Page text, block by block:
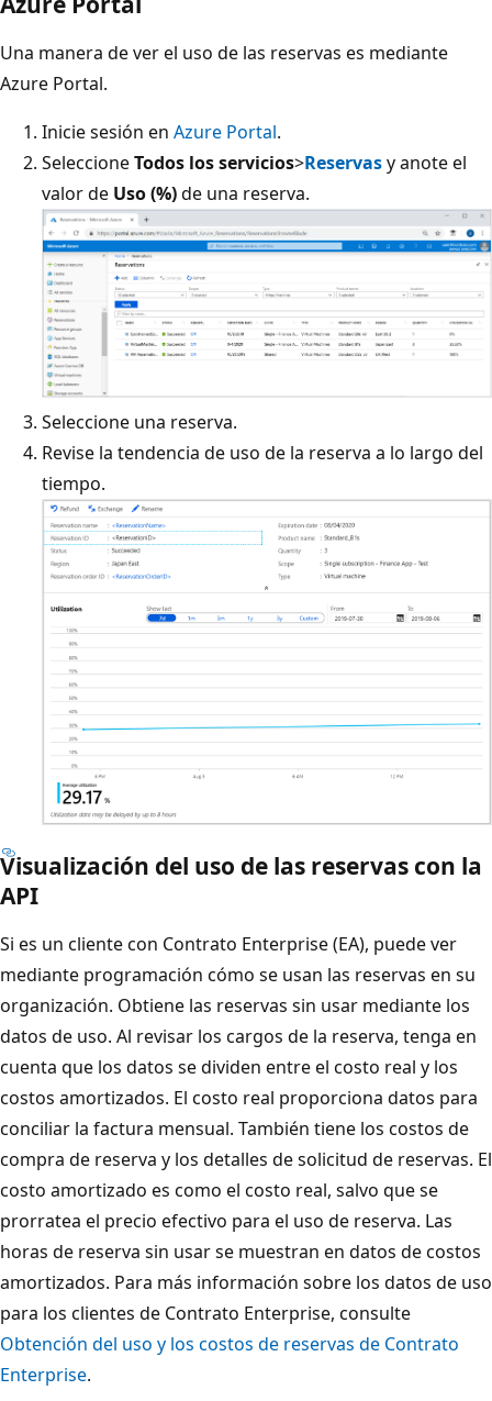
Una manera de ver el uso de las reservas es mediante
Azure Portal.
Inicie sesión en Azure Portal.
SeleccioneTodos los servicios>Reservasy anote el
valor de Uso (%)de una reserva.
Seleccione una reserva.
Revise la tendencia de uso de la reserva a lo largo del
tiempo.
Visualización del uso de las reservas con la
API
Si es un cliente con Contrato Enterprise (EA), puede ver
mediante programación cómo se usan las reservas en su
organización. Obtiene las reservas sin usar mediante los
datos de uso. Al revisar los cargos de la reserva, tenga en
cuenta que los datos se dividen entre el costo real y los
costos amortizados. El costo real proporciona datos para
conciliar la factura mensual. También tiene los costos de
compra de reserva y los detalles de solicitud de reservas. El
costo amortizado es como el costo real, salvo que se
prorratea el precio efectivo para el uso de reserva. Las
horas de reserva sin usar se muestran en datos de costos
amortizados. Para más información sobre los datos de uso
para los clientes de Contrato Enterprise, consulte
Obtención del uso y los costos de reservas de Contrato
Enterprise.